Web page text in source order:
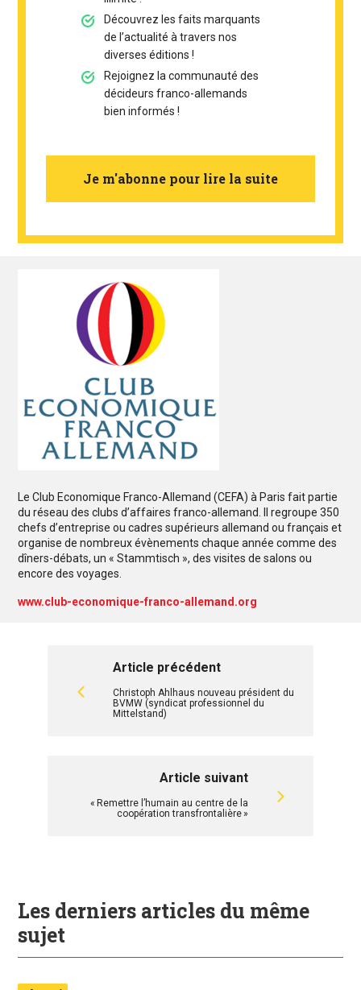
Découvrez les faits marquants
de l’actualité à travers nos
diverses éditions !
Rejoignez la communauté des
décideurs franco-allemands
bien informés !
Je m'abonne pour lire la suite
Le Club Economique Franco-Allemand (CEFA) à Paris fait partie
du réseau des clubs d’affaires franco-allemand. Il regroupe 350
chefs d’entreprise ou cadres supérieurs allemand ou français et
organise de nombreux évènements chaque année comme des
dîners-débats, un « Stammtisch », des visites de salons ou
encore des voyages.
www.club-economique-franco-allemand.org
Article précédent
Christoph Ahlhaus nouveau président du
BVMW (syndicat professionnel du
Mittelstand)
Article suivant
« Remettre l’humain au centre de la
coopération transfrontalière »
Les derniers articles du même
sujet